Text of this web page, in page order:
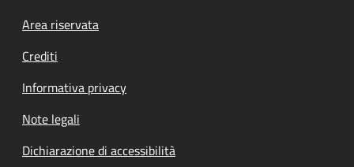
Footer menu
Area riservata
Crediti
Informativa privacy
Note legali
Dichiarazione di accessibilità